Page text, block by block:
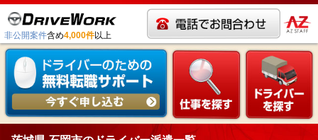
非公開案件含め4,000件以上